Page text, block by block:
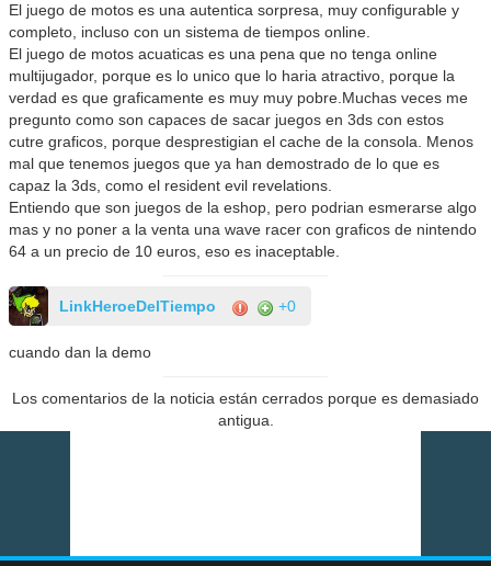
El juego de motos es una autentica sorpresa, muy configurable y
completo, incluso con un sistema de tiempos online.
El juego de motos acuaticas es una pena que no tenga online
multijugador, porque es lo unico que lo haria atractivo, porque la
verdad es que graficamente es muy muy pobre.Muchas veces me
pregunto como son capaces de sacar juegos en 3ds con estos
cutre graficos, porque desprestigian el cache de la consola. Menos
mal que tenemos juegos que ya han demostrado de lo que es
capaz la 3ds, como el resident evil revelations.
Entiendo que son juegos de la eshop, pero podrian esmerarse algo
mas y no poner a la venta una wave racer con graficos de nintendo
64 a un precio de 10 euros, eso es inaceptable.
LinkHeroeDelTiempo +0
cuando dan la demo
Los comentarios de la noticia están cerrados porque es demasiado
antigua.